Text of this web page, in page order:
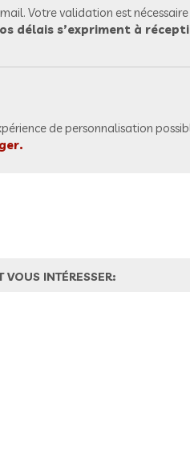
Votre validation est
délais s’expriment à
de personnalisation
INTÉRESSER: